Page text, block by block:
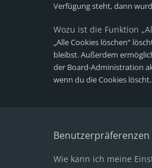
Verfügung steht, dann
Wozu ist die Funktion
„Alle Cookies löschen“
bleibst. Außerdem
der Board-Administration
wenn du die Cookies löscht.
Wie kann ich meine